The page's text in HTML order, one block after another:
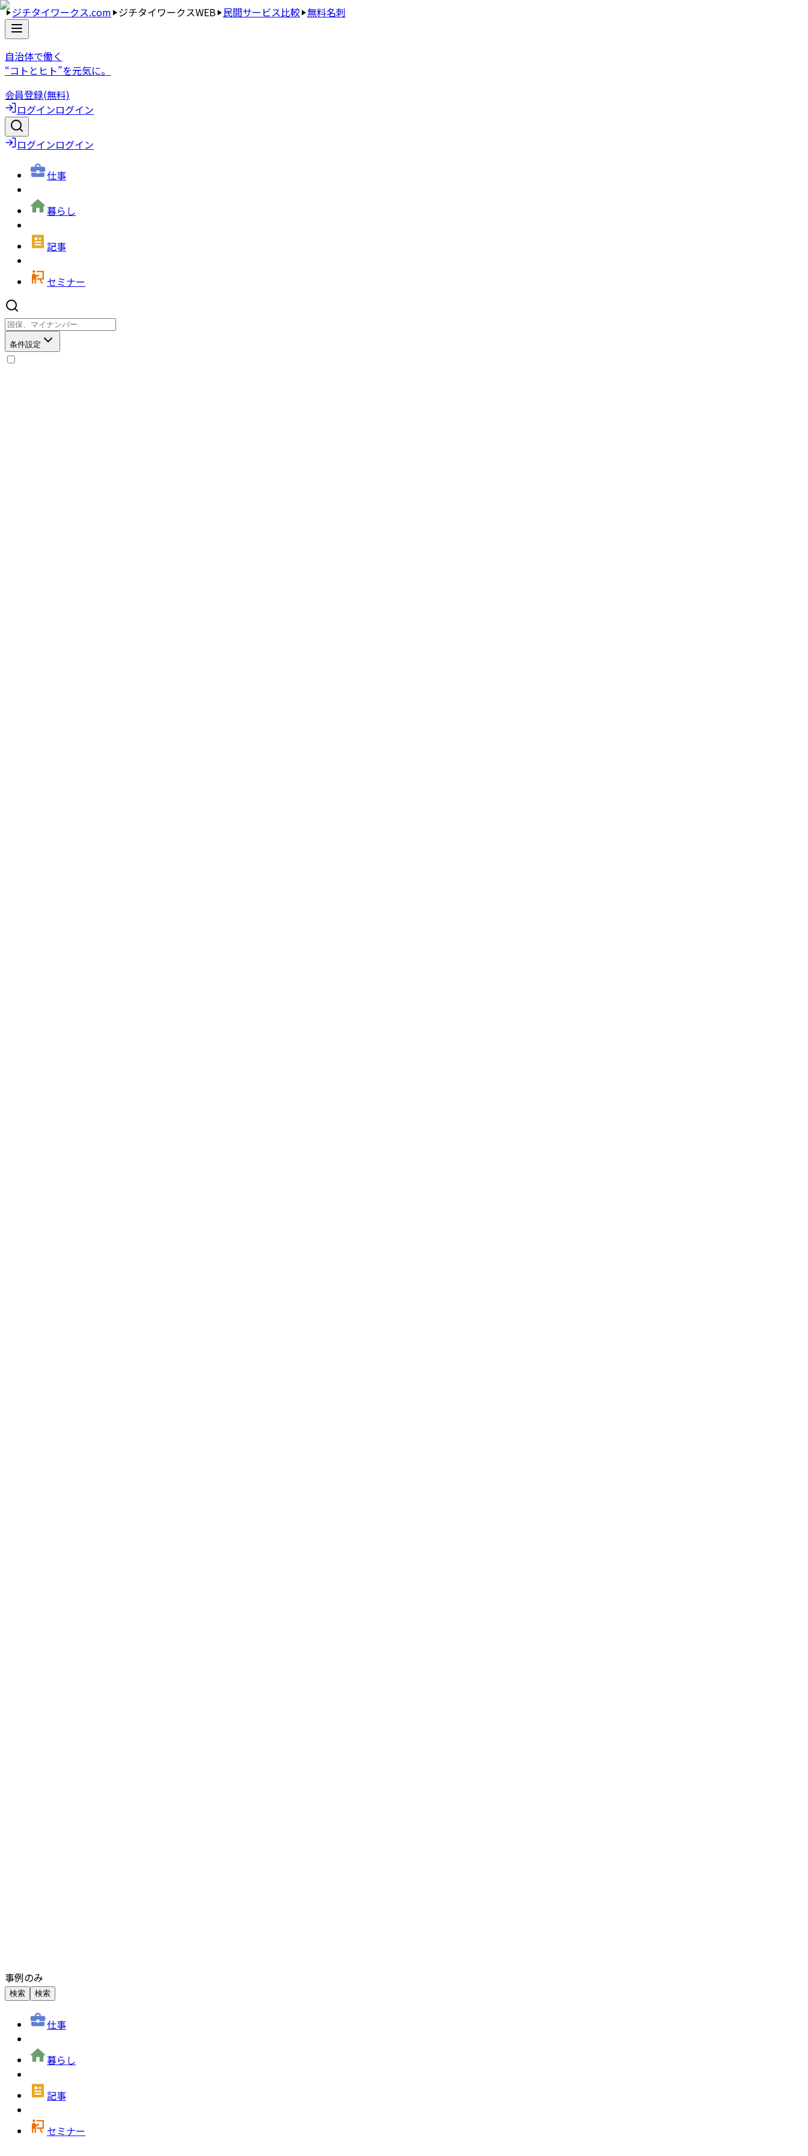
ジチタイワークス.com ジチタイワークスWEB 民間サービス比較 無料名刺
自治体で働く
“コトとヒト”を元気に。
会員登録(無料)
ログインログイン
ログインログイン
仕事
暮らし
記事
セミナー
条件設定
事例のみ
検索 検索
仕事
暮らし
記事
セミナー